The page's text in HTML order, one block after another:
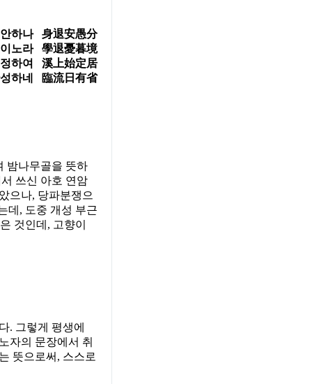
하나 身退安愚分
노라 學退憂暮境
하여 溪上始定居
하네 臨流日有省
밤나무골을 뜻하
쓰신 아호 연암
으나, 당파분쟁으
데, 도중 개성 부근
것인데, 고향이
. 그렇게 평생에
자의 문장에서 취
뜻으로써, 스스로